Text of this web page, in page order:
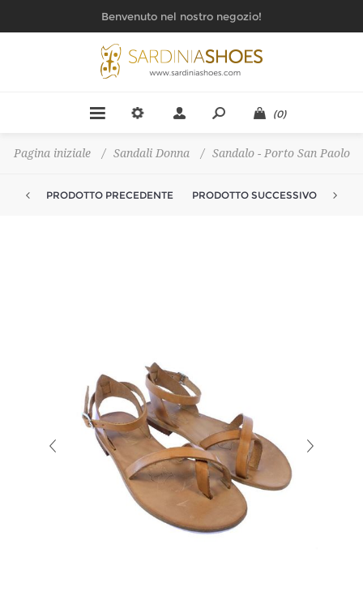
Benvenuto nel nostro negozio!
(0)
Pagina iniziale / Sandali Donna / Sandalo - Porto San Paolo
PRODOTTO PRECEDENTE PRODOTTO SUCCESSIVO